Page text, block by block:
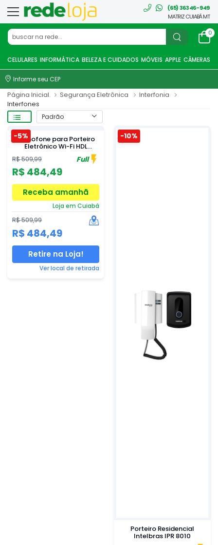
(65) 36346-949
MATRIZ CUIABÁ MT
0
CELULARES INFORMÁTICA BELEZA E CUIDADOS MÓVEIS APPLE CÂMERAS
Informe seu CEP
Página Inicial. Segurança Eletrônica
Interfonia
Interfones
-5%
Monofone para Porteiro
Eletrônico Wi-Fi HDL
900212003
R$ 509,99 Full
R$ 484,49
Receba amanhã
Loja em Cuiabá
R$ 509,99
R$ 484,49
Retire na Loja!
Ver local de retirada
-10%
Porteiro Residencial
Intelbras IPR 8010